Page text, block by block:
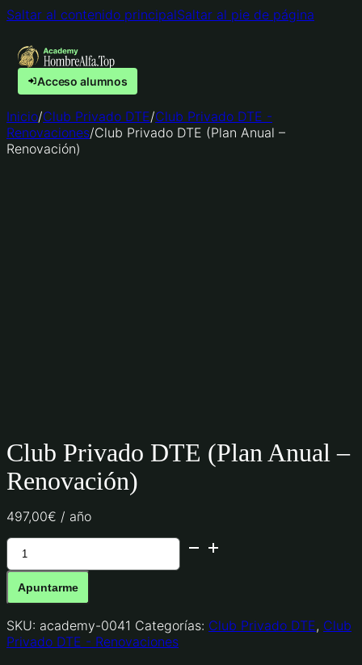
Saltar al contenido principalSaltar al pie de página
Acceso alumnos
Inicio/Club Privado DTE/Club Privado DTE -
Renovaciones/Club Privado DTE (Plan Anual –
Renovación)
Club Privado DTE (Plan Anual –
Renovación)
497,00€ / año
Club
Privado
DTE
(Plan
-
Renovación)
Apuntarme
SKU: academy-0041 Categorías: Club Privado DTE, Club
Privado DTE - Renovaciones